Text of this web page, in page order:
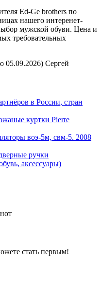
Ed-Ge brothers по
нашего интеренет-
мужской обуви. Цена и
требовательных
05.09.2026) Сергей
в России, стран
куртки Pierre
воэ-5м, свм-5. 2008
ручки
аксессуары)
стать первым!